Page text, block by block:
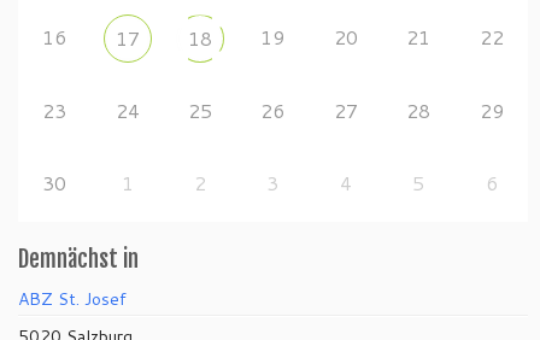
16 17 18 19 20 21 22
23 24 25 26 27 28 29
30 1 2 3 4 5 6
Demnächst in
ABZ St. Josef